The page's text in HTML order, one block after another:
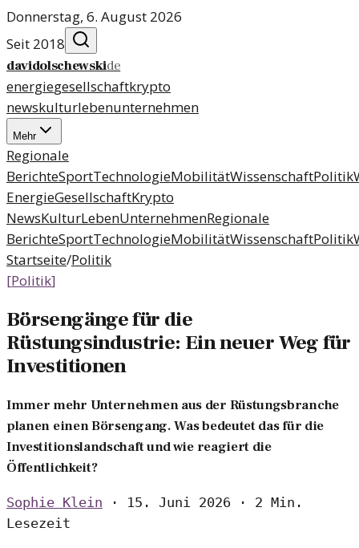
Donnerstag, 6. August 2026
Seit 2018
davidolschewskide
energiegesellschaftkrypto
newskulturlebenunternehmen
Mehr
Regionale
BerichteSportTechnologieMobilitätWissenschaftPolitik
EnergieGesellschaftKrypto
NewsKulturLebenUnternehmenRegionale
BerichteSportTechnologieMobilitätWissenschaftPolitik
Startseite/Politik
[Politik]
Börsengänge für die
Rüstungsindustrie: Ein neuer Weg für
Investitionen
Immer mehr Unternehmen aus der Rüstungsbranche
planen einen Börsengang. Was bedeutet das für die
Investitionslandschaft und wie reagiert die
Öffentlichkeit?
Sophie Klein · 15. Juni 2026 · 2 Min.
Lesezeit